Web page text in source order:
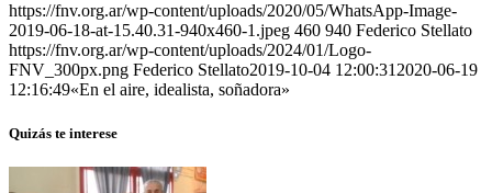
https://fnv.org.ar/wp-content/uploads/2020/05/WhatsApp-Image-
2019-06-18-at-15.40.31-940x460-1.jpeg 460 940 Federico Stellato
https://fnv.org.ar/wp-content/uploads/2024/01/Logo-
FNV_300px.png Federico Stellato2019-10-04 12:00:312020-06-19
12:16:49«En el aire, idealista, soñadora»
Quizás te interese